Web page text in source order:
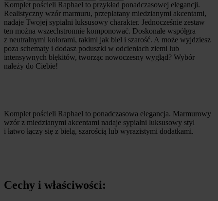
Komplet pościeli Raphael to przykład ponadczasowej elegancji.
Realistyczny wzór marmuru, przeplatany miedzianymi akcentami,
nadaje Twojej sypialni luksusowy charakter. Jednocześnie zestaw
ten można wszechstronnie komponować. Doskonale współgra
z neutralnymi kolorami, takimi jak biel i szarość. A może wyjdziesz
poza schematy i dodasz poduszki w odcieniach ziemi lub
intensywnych błękitów, tworząc nowoczesny wygląd? Wybór
należy do Ciebie!
Komplet pościeli Raphael to ponadczasowa elegancja. Marmurowy
wzór z miedzianymi akcentami nadaje sypialni luksusowy styl
i łatwo łączy się z bielą, szarością lub wyrazistymi dodatkami.
Cechy i właściwości: